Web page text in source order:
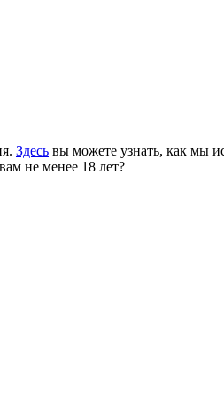
Здесь вы можете узнать, как мы
не менее 18 лет?